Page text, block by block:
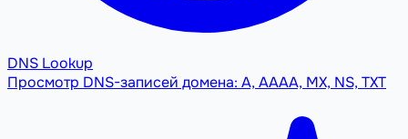
DNS Lookup
Просмотр DNS-записей домена: A, AAAA, MX, NS, TXT